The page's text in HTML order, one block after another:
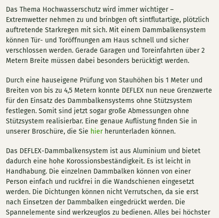
Das Thema Hochwasserschutz wird immer wichtiger –
Extremwetter nehmen zu und brinbgen oft sintflutartige, plötzlich
auftretende Starkregen mit sich. Mit einem Dammbalkensystem
können Tür- und Toröffnungen am Haus schnell und sicher
verschlossen werden. Gerade Garagen und Toreinfahrten über 2
Metern Breite müssen dabei besonders berücktigt werden.
Durch eine hauseigene Prüfung von Stauhöhen bis 1 Meter und
Breiten von bis zu 4,5 Metern konnte DEFLEX nun neue Grenzwerte
für den Einsatz des Dammbalkensystems ohne Stützsystem
festlegen. Somit sind jetzt sogar große Abmessungen ohne
Stützsystem realisierbar. Eine genaue Auflistung finden Sie in
unserer Broschüre, die Sie hierherunterladen können.
Das DEFLEX-Dammbalkensystem ist aus Aluminium und bietet
dadurch eine hohe Korossionsbeständigkeit. Es ist leicht in
Handhabung. Die einzelnen Dammbalken können von einer
Person einfach und ruckfrei in die Wandschienen eingesetzt
werden. Die Dichtungen können nicht Verrutschen, da sie erst
nach Einsetzen der Dammbalken eingedrückt werden. Die
Spannelemente sind werkzeuglos zu bedienen. Alles bei höchster